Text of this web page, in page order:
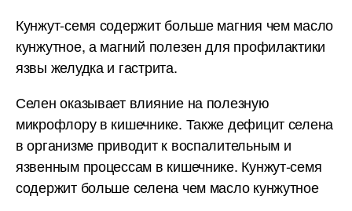
Кунжут-семя содержит больше магния чем масло
кунжутное, а магний полезен для профилактики
язвы желудка и гастрита.
Селен оказывает влияние на полезную
микрофлору в кишечнике. Также дефицит селена
в организме приводит к воспалительным и
язвенным процессам в кишечнике. Кунжут-семя
содержит больше селена чем масло кунжутное